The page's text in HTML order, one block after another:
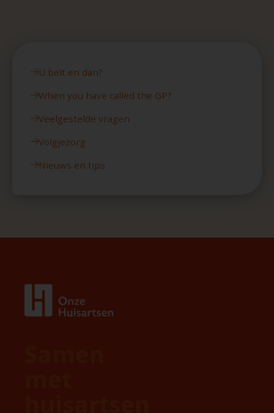
U belt en dan?
When you have called the GP?
Veelgestelde vragen
Volgjezorg
Nieuws en tips